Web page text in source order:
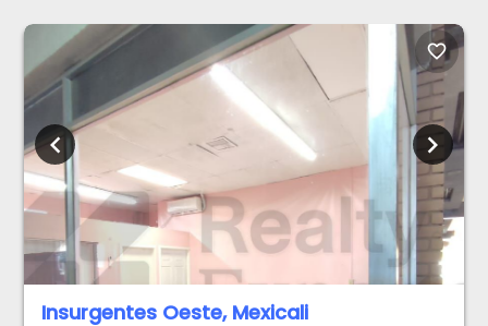
favorite_border
chevron_left chevron_right
Insurgentes Oeste, Mexicali